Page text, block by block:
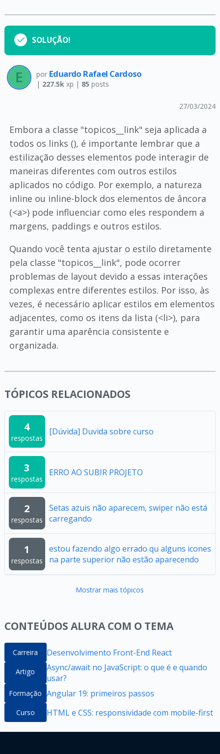
SOLUÇÃO!
por Eduardo Rafael Cardoso
| 227.5kxp | 85 posts
27/03/2024
Embora a classe "topicos__link" seja aplicada a
todos os links (), é importante lembrar que a
estilização desses elementos pode interagir de
maneiras diferentes com outros estilos
aplicados no código. Por exemplo, a natureza
inline ou inline-block dos elementos de âncora
(<a>) pode influenciar como eles respondem a
margens, paddings e outros estilos.
Quando você tenta ajustar o estilo diretamente
pela classe "topicos__link", pode ocorrer
problemas de layout devido a essas interações
complexas entre diferentes estilos. Por isso, às
vezes, é necessário aplicar estilos em elementos
adjacentes, como os itens da lista (<li>), para
garantir uma aparência consistente e
organizada.
TÓPICOS RELACIONADOS
4
respostas
[Dúvida] Duvida sobre curso
3
respostas
ERRO AO SUBIR PROJETO
2
respostas
Setas azuis não aparecem, swiper não está
carregando
1
respostas
estou fazendo algo errado qu alguns icones
na parte superior não estão aparecendo
Mostrar mais tópicos
CONTEÚDOS ALURA COM O TEMA
Carreira Desenvolvimento Front-End React
Artigo
Async/await no JavaScript: o que é e quando
usar?
Formação Angular 19: primeiros passos
Curso HTML e CSS: responsividade com mobile-first